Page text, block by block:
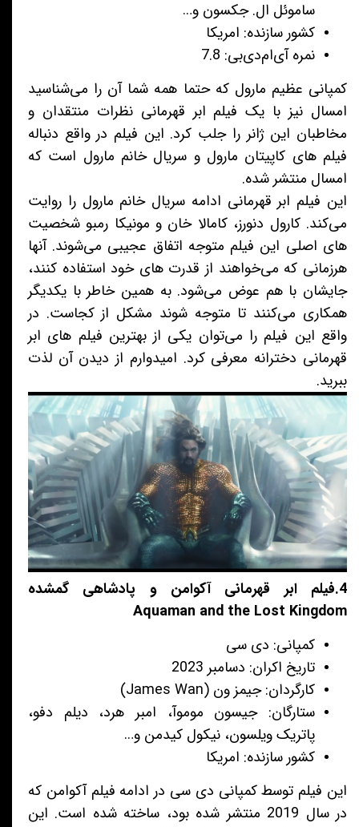
ساموئل ال. جکسون و‌…
کشور سازنده: امریکا
نمره آی‌ام‌دی‌بی: 7.8
کمپانی عظیم مارول که حتما همه شما آن را می‌شناسید
امسال نیز با یک فیلم ابر قهرمانی نظرات منتقدان و
مخاطبان این ژانر را جلب کرد. این فیلم در واقع دنباله
فیلم های کاپیتان مارول و سریال خانم مارول است که
امسال منتشر شده.
این فیلم ابر قهرمانی ادامه سریال خانم مارول را روایت
می‌کند. کارول دنورز، کامالا خان و مونیکا رمبو شخصیت
های اصلی این فیلم متوجه اتفاق عجیبی می‌شوند. آنها
هرزمانی که می‌خواهند از قدرت های خود استفاده کنند،
جایشان با هم عوض می‌شود. به همین خاطر با یکدیگر
همکاری می‌کنند تا متوجه شوند مشکل از کجاست. در
واقع این فیلم را می‌توان یکی از بهترین فیلم های ابر
قهرمانی دخترانه معرفی کرد. امیدوارم از دیدن آن لذت
ببرید.
4.فیلم ابر قهرمانی آکوامن و پادشاهی گمشده
Aquaman and the Lost Kingdom
کمپانی: دی سی
تاریخ اکران: دسامبر 2023
کارگردان: جیمز ون (James Wan)
ستارگان: جیسون موموآ، امبر هرد، دیلم دفو،
پاتریک ویلسون، نیکول کیدمن و…
کشور سازنده: امریکا
این فیلم توسط کمپانی دی سی در ادامه فیلم آکوامن که
در سال 2019 منتشر شده بود، ساخته شده است. این